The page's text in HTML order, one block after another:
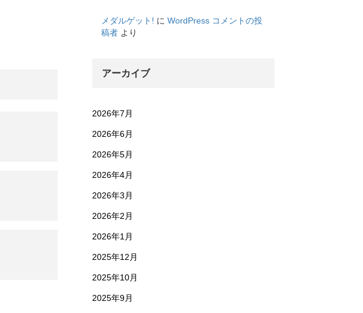
メダルゲット! に WordPress コメントの投
稿者 より
アーカイブ
2026年7月
2026年6月
2026年5月
2026年4月
2026年3月
2026年2月
2026年1月
2025年12月
2025年10月
2025年9月